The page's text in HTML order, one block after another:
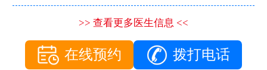
>> 查看更多医生信息 <<
在线预约 拨打电话